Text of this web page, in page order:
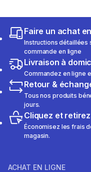
Faire un achat
Instructions détaillées
commande en ligne
Livraison à
Commandez en ligne
Retour &
Tous nos produits
jours.
Cliquez et retirez
Économisez les frais
magasin.
ACHAT EN LIGNE